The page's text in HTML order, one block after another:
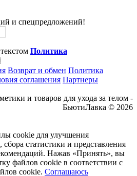
и спецпредложений!
Политика
Возврат и обмен Политика
соглашения Партнеры
и товаров для ухода за телом -
БьютиЛавка © 2026
cookie для улучшения
сбора статистики и представления
Нажав «Принять», вы
файлов cookie в соответствии с
cookie. Соглашаюсь